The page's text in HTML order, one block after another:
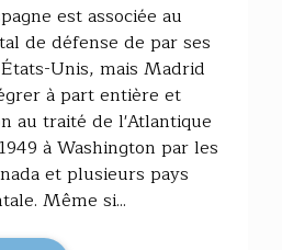
est associée au
de défense de par ses
Unis, mais Madrid
à part entière et
au traité de l'Atlantique
à Washington par les
et plusieurs pays
Même si...